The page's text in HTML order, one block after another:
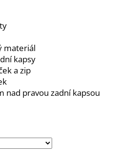
materiál
kapsy
a zip
nad pravou zadní kapsou